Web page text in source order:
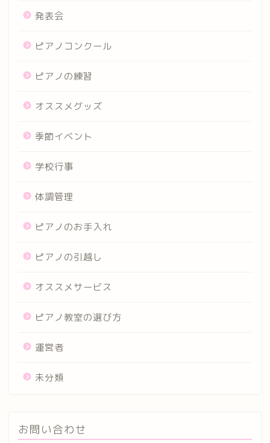
発表会
ピアノコンクール
ピアノの練習
オススメグッズ
季節イベント
学校行事
体調管理
ピアノのお手入れ
ピアノの引越し
オススメサービス
ピアノ教室の選び方
運営者
未分類
お問い合わせ